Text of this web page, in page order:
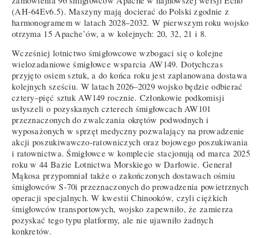
(AH-64Ev6.5). Maszyny mają docierać do Polski zgodnie z
harmonogramem w latach 2028–2032. W pierwszym roku wojsko
otrzyma 15 Apache’ów, a w kolejnych: 20, 32, 21 i 8.
Wcześniej lotnictwo śmigłowcowe wzbogaci się o kolejne
wielozadaniowe śmigłowce wsparcia AW149. Dotychczas
przyjęto osiem sztuk, a do końca roku jest zaplanowana dostawa
kolejnych sześciu. W latach 2026–2029 wojsko będzie odbierać
cztery–pięć sztuk AW149 rocznie. Członkowie podkomisji
usłyszeli o pozyskanych czterech śmigłowcach AW101
przeznaczonych do zwalczania okrętów podwodnych i
wyposażonych w sprzęt medyczny pozwalający na prowadzenie
akcji poszukiwawczo-ratowniczych oraz bojowego poszukiwania
i ratownictwa. Śmigłowce w komplecie stacjonują od marca 2025
roku w 44 Bazie Lotnictwa Morskiego w Darłowie. Generał
Mąkosa przypomniał także o zakończonych dostawach ośmiu
śmigłowców S-70i przeznaczonych do prowadzenia powietrznych
operacji specjalnych. W kwestii Chinooków, czyli ciężkich
śmigłowców transportowych, wojsko zapewniło, że zamierza
pozyskać tego typu platformy, ale nie ujawniło żadnych
konkretów.